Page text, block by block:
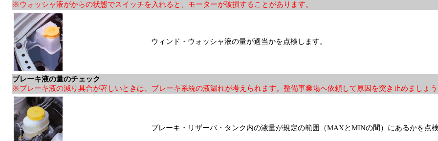
※ウォッシャ液がからの状態でスイッチを入れると、モーターが破損することがあります。
ウィンド・ウォッシャ液の量が適当かを点検します。
ブレーキ液の量のチェック
※ブレーキ液の減り具合が著しいときは、ブレーキ系統の液漏れが考えられます。整備事業場へ依頼して原因を突き止めましょう
ブレーキ・リザーバ・タンク内の液量が規定の範囲（MAXとMINの間）にあるかを点検